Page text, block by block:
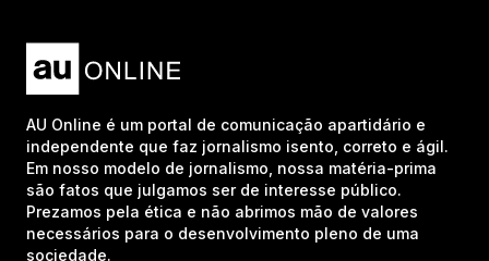
AU Online é um portal de comunicação apartidário e
independente que faz jornalismo isento, correto e ágil.
Em nosso modelo de jornalismo, nossa matéria-prima
são fatos que julgamos ser de interesse público.
Prezamos pela ética e não abrimos mão de valores
necessários para o desenvolvimento pleno de uma
sociedade.